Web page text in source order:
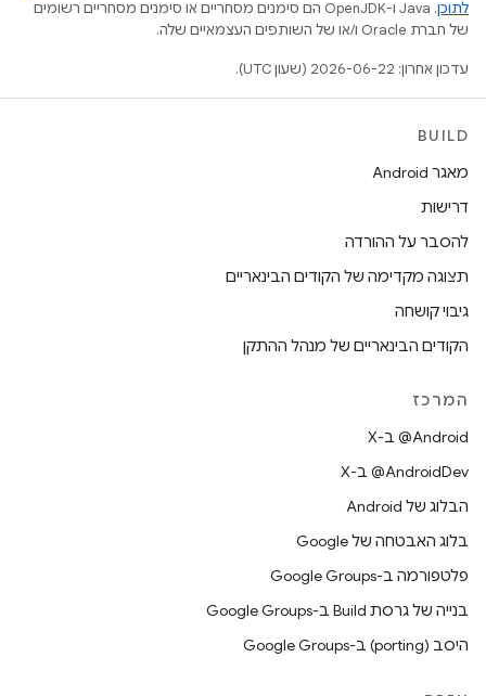
לתוכן
.‏ Java ו-OpenJDK הם סימנים מסחריים או סימנים מסחריים רשומים
של חברת Oracle ו/או של השותפים העצמאיים שלה.
עדכון אחרון: 2026-06-22 (שעון UTC).
BUILD
מאגר Android
דרישות
להסבר על ההורדה
תצוגה מקדימה של הקודים הבינאריים
גיבוי קושחה
הקודים הבינאריים של מנהל ההתקן
המרכז
‫‎@Android ב-X
‫‎@AndroidDev ב-X
הבלוג של Android
בלוג האבטחה של Google
פלטפורמה ב-Google Groups
בנייה של גרסת Build ב-Google Groups
היסב (porting) ב-Google Groups